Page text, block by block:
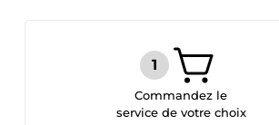
Commandez le
service de votre choix